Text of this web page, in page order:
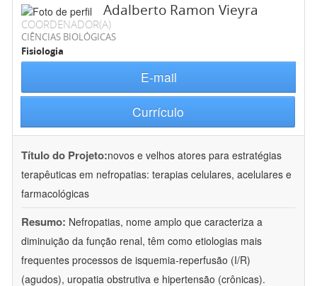
Adalberto Ramon Vieyra
COORDENADOR(A)
CIÊNCIAS BIOLÓGICAS
Fisiologia
E-mail
Currículo
Título do Projeto:novos e velhos atores para estratégias
terapêuticas em nefropatias: terapias celulares, acelulares e
farmacológicas
Resumo: Nefropatias, nome amplo que caracteriza a
diminuição da função renal, têm como etiologias mais
frequentes processos de isquemia-reperfusão (I/R)
(agudos), uropatia obstrutiva e hipertensão (crônicas).